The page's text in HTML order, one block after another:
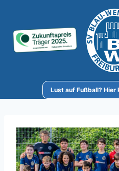
springen
Lust auf Fußball? Hier